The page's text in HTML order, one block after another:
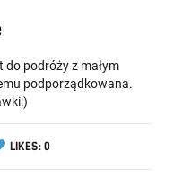
podróży z małym
podporządkowana.
LIKES: 0